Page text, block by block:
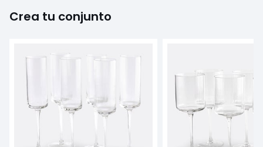
Crea tu conjunto